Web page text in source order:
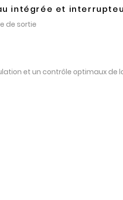
intégrée et
de sortie
et un contrôle optimaux de